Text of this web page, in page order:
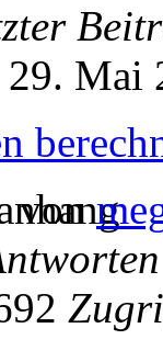
Mai
von